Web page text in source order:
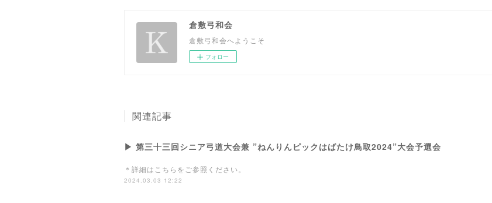
倉敷弓和会
倉敷弓和会へようこそ
フォロー
関連記事
▶ 第三十三回シニア弓道大会兼 ”ねんりんピックはばたけ鳥取2024”大会予選会
＊詳細はこちらをご参照ください。
2024.03.03 12:22